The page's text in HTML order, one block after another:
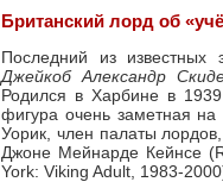
Британский лорд об
Последний из известных
Джейкоб Александр
Родился в Харбине в
фигура очень заметная на
Уорик, член палаты
Джоне Мейнарде Кейнсе
York: Viking Adult, 1983-